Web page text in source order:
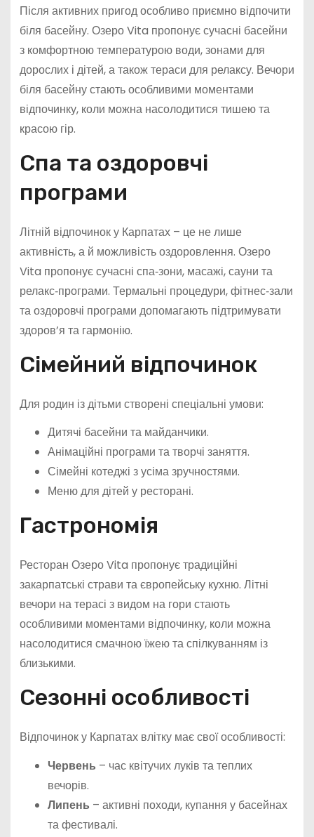
Після активних пригод особливо приємно відпочити
біля басейну. Озеро Vita пропонує сучасні басейни
з комфортною температурою води, зонами для
дорослих і дітей, а також тераси для релаксу. Вечори
біля басейну стають особливими моментами
відпочинку, коли можна насолодитися тишею та
красою гір.
Спа та оздоровчі
програми
Літній відпочинок у Карпатах – це не лише
активність, а й можливість оздоровлення. Озеро
Vita пропонує сучасні спа‑зони, масажі, сауни та
релакс‑програми. Термальні процедури, фітнес‑зали
та оздоровчі програми допомагають підтримувати
здоров’я та гармонію.
Сімейний відпочинок
Для родин із дітьми створені спеціальні умови:
Дитячі басейни та майданчики.
Анімаційні програми та творчі заняття.
Сімейні котеджі з усіма зручностями.
Меню для дітей у ресторані.
Гастрономія
Ресторан Озеро Vita пропонує традиційні
закарпатські страви та європейську кухню. Літні
вечори на терасі з видом на гори стають
особливими моментами відпочинку, коли можна
насолодитися смачною їжею та спілкуванням із
близькими.
Сезонні особливості
Відпочинок у Карпатах влітку має свої особливості:
Червень – час квітучих луків та теплих
вечорів.
Липень – активні походи, купання у басейнах
та фестивалі.